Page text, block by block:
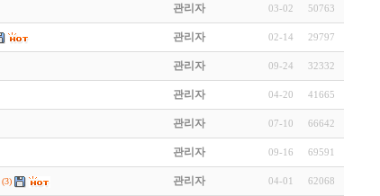
관리자 03-02 50763
관리자 02-14 29797
관리자 09-24 32332
관리자 04-20 41665
관리자 07-10 66642
관리자 09-16 69591
(3) 관리자 04-01 62068